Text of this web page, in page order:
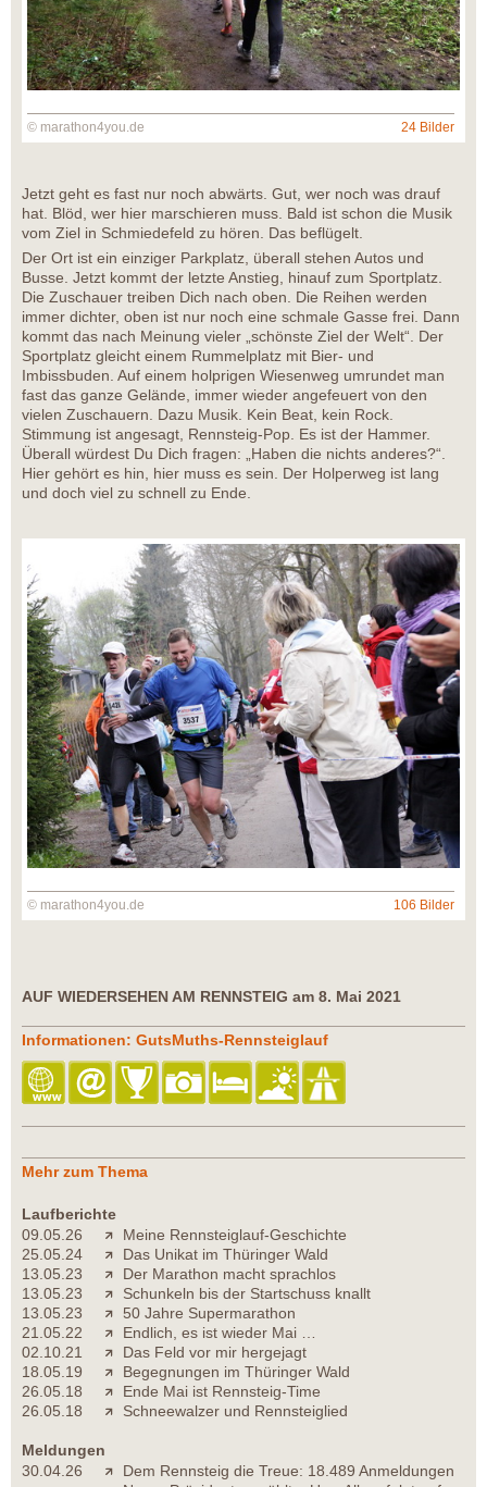
© marathon4you.de 24 Bilder
Jetzt geht es fast nur noch abwärts. Gut, wer noch was drauf
hat. Blöd, wer hier marschieren muss. Bald ist schon die Musik
vom Ziel in Schmiedefeld zu hören. Das beflügelt.
Der Ort ist ein einziger Parkplatz, überall stehen Autos und
Busse. Jetzt kommt der letzte Anstieg, hinauf zum Sportplatz.
Die Zuschauer treiben Dich nach oben. Die Reihen werden
immer dichter, oben ist nur noch eine schmale Gasse frei. Dann
kommt das nach Meinung vieler „schönste Ziel der Welt“. Der
Sportplatz gleicht einem Rummelplatz mit Bier- und
Imbissbuden. Auf einem holprigen Wiesenweg umrundet man
fast das ganze Gelände, immer wieder angefeuert von den
vielen Zuschauern. Dazu Musik. Kein Beat, kein Rock.
Stimmung ist angesagt, Rennsteig-Pop. Es ist der Hammer.
Überall würdest Du Dich fragen: „Haben die nichts anderes?“.
Hier gehört es hin, hier muss es sein. Der Holperweg ist lang
und doch viel zu schnell zu Ende.
© marathon4you.de 106 Bilder
AUF WIEDERSEHEN AM RENNSTEIG am 8. Mai 2021
Informationen: GutsMuths-Rennsteiglauf
Mehr zum Thema
Laufberichte
09.05.26
Meine Rennsteiglauf-Geschichte
25.05.24
Das Unikat im Thüringer Wald
13.05.23
Der Marathon macht sprachlos
13.05.23
Schunkeln bis der Startschuss knallt
13.05.23
50 Jahre Supermarathon
21.05.22
Endlich, es ist wieder Mai …
02.10.21
Das Feld vor mir hergejagt
18.05.19
Begegnungen im Thüringer Wald
26.05.18
Ende Mai ist Rennsteig-Time
26.05.18
Schneewalzer und Rennsteiglied
Meldungen
30.04.26
Dem Rennsteig die Treue: 18.489 Anmeldungen